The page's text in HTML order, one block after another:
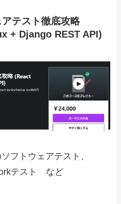
テスト徹底攻略
+ Django REST API)
フトウェアテスト、
テスト など